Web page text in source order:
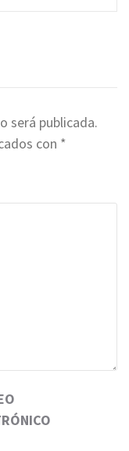
será publicada.
con *